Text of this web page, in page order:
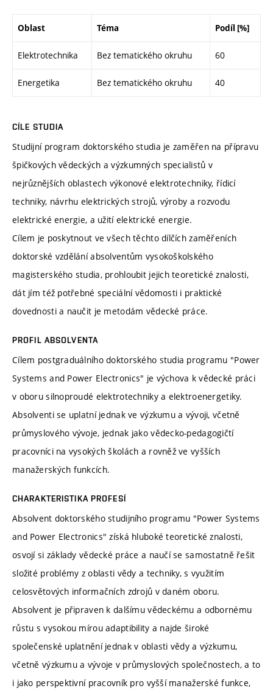
Oblast Téma Podíl [%]
Elektrotechnika Bez tematického okruhu 60
Energetika Bez tematického okruhu 40
CÍLE STUDIA
Studijní program doktorského studia je zaměřen na přípravu
špičkových vědeckých a výzkumných specialistů v
nejrůznějších oblastech výkonové elektrotechniky, řídicí
techniky, návrhu elektrických strojů, výroby a rozvodu
elektrické energie, a užití elektrické energie.
Cílem je poskytnout ve všech těchto dílčích zaměřeních
doktorské vzdělání absolventům vysokoškolského
magisterského studia, prohloubit jejich teoretické znalosti,
dát jím též potřebné speciální vědomosti i praktické
dovednosti a naučit je metodám vědecké práce.
PROFIL ABSOLVENTA
Cílem postgraduálního doktorského studia programu "Power
Systems and Power Electronics" je výchova k vědecké práci
v oboru silnoproudé elektrotechniky a elektroenergetiky.
Absolventi se uplatní jednak ve výzkumu a vývoji, včetně
průmyslového vývoje, jednak jako vědecko-pedagogičtí
pracovníci na vysokých školách a rovněž ve vyšších
manažerských funkcích.
CHARAKTERISTIKA PROFESÍ
Absolvent doktorského studijního programu "Power Systems
and Power Electronics" získá hluboké teoretické znalosti,
osvojí si základy vědecké práce a naučí se samostatně řešit
složité problémy z oblasti vědy a techniky, s využitím
celosvětových informačních zdrojů v daném oboru.
Absolvent je připraven k dalšímu vědeckému a odbornému
růstu s vysokou mírou adaptibility a najde široké
společenské uplatnění jednak v oblasti vědy a výzkumu,
včetně výzkumu a vývoje v průmyslových společnostech, a to
i jako perspektivní pracovník pro vyšší manažerské funkce,